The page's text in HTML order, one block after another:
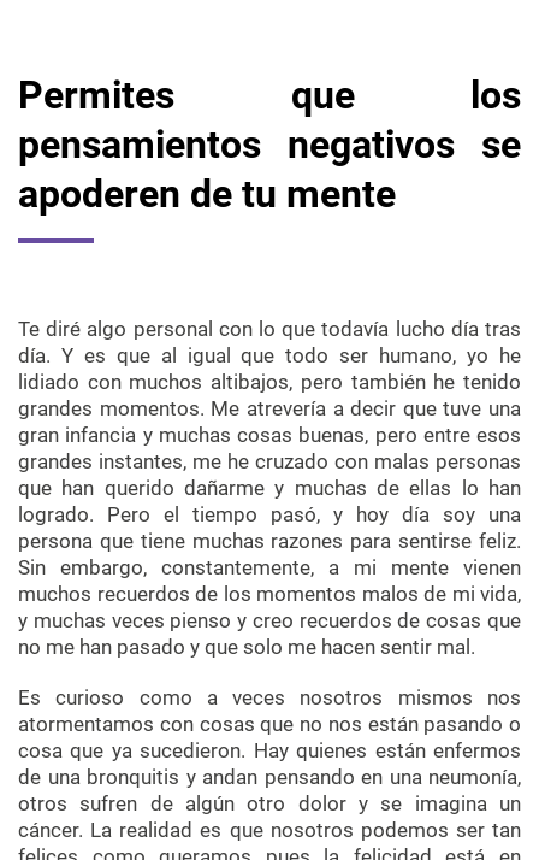
Permites que los
pensamientos negativos se
apoderen de tu mente
Te diré algo personal con lo que todavía lucho día tras
día. Y es que al igual que todo ser humano, yo he
lidiado con muchos altibajos, pero también he tenido
grandes momentos. Me atrevería a decir que tuve una
gran infancia y muchas cosas buenas, pero entre esos
grandes instantes, me he cruzado con malas personas
que han querido dañarme y muchas de ellas lo han
logrado. Pero el tiempo pasó, y hoy día soy una
persona que tiene muchas razones para sentirse feliz.
Sin embargo, constantemente, a mi mente vienen
muchos recuerdos de los momentos malos de mi vida,
y muchas veces pienso y creo recuerdos de cosas que
no me han pasado y que solo me hacen sentir mal.
Es curioso como a veces nosotros mismos nos
atormentamos con cosas que no nos están pasando o
cosa que ya sucedieron. Hay quienes están enfermos
de una bronquitis y andan pensando en una neumonía,
otros sufren de algún otro dolor y se imagina un
cáncer. La realidad es que nosotros podemos ser tan